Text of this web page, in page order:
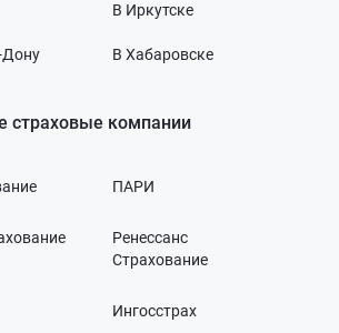
Дону
В Иркутске
В Хабаровске
страховые компании
ПАРИ
Ренессанс
Страхование
Ингосстрах